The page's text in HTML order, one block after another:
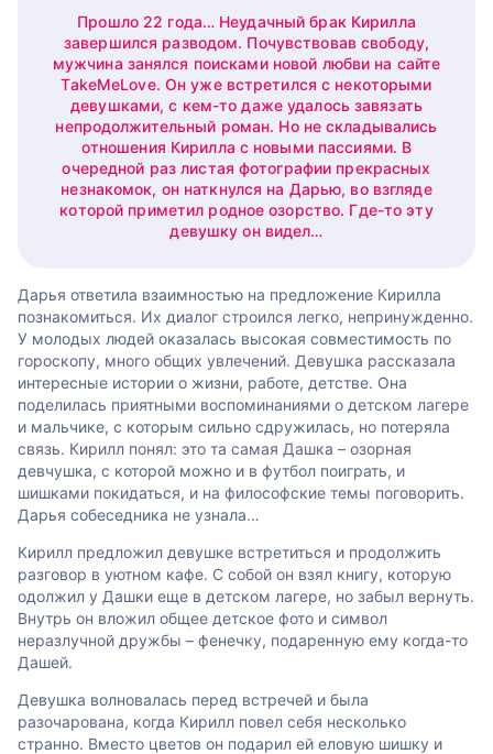
Прошло 22 года… Неудачный брак Кирилла
завершился разводом. Почувствовав свободу,
мужчина занялся поисками новой любви на сайте
TakeMeLove. Он уже встретился с некоторыми
девушками, с кем-то даже удалось завязать
непродолжительный роман. Но не складывались
отношения Кирилла с новыми пассиями. В
очередной раз листая фотографии прекрасных
незнакомок, он наткнулся на Дарью, во взгляде
которой приметил родное озорство. Где-то эту
девушку он видел…
Дарья ответила взаимностью на предложение Кирилла
познакомиться. Их диалог строился легко, непринужденно.
У молодых людей оказалась высокая совместимость по
гороскопу, много общих увлечений. Девушка рассказала
интересные истории о жизни, работе, детстве. Она
поделилась приятными воспоминаниями о детском лагере
и мальчике, с которым сильно сдружилась, но потеряла
связь. Кирилл понял: это та самая Дашка – озорная
девчушка, с которой можно и в футбол поиграть, и
шишками покидаться, и на философские темы поговорить.
Дарья собеседника не узнала…
Кирилл предложил девушке встретиться и продолжить
разговор в уютном кафе. С собой он взял книгу, которую
одолжил у Дашки еще в детском лагере, но забыл вернуть.
Внутрь он вложил общее детское фото и символ
неразлучной дружбы – фенечку, подаренную ему когда-то
Дашей.
Девушка волновалась перед встречей и была
разочарована, когда Кирилл повел себя несколько
странно. Вместо цветов он подарил ей еловую шишку и